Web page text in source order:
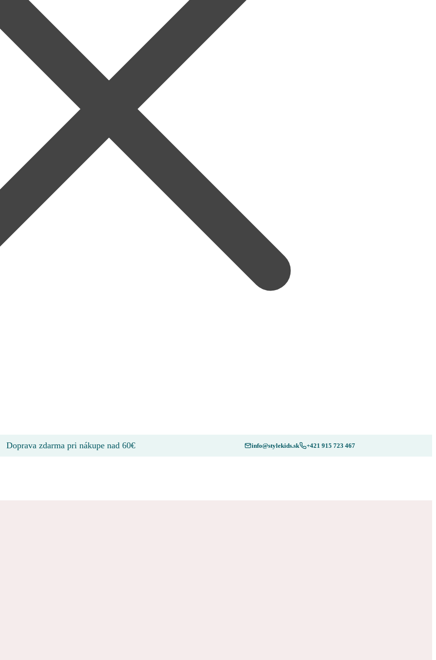
Doprava zdarma pri nákupe nad 60€ info@stylekids.sk +421 915 723 467